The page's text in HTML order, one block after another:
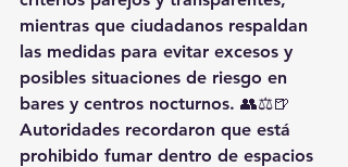
mientras que ciudadanos respaldan
las medidas para evitar excesos y
posibles situaciones de riesgo en
bares y centros nocturnos. 👥⚖️🍺
Autoridades recordaron que está
prohibido fumar dentro de espacios